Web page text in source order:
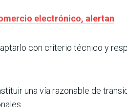
electrónico, alertan
con criterio técnico y
una vía razonable de